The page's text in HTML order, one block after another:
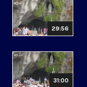
29:56
31:00